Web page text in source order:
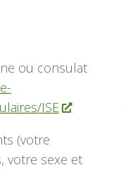
ou consulat
ISE
(votre
votre sexe et